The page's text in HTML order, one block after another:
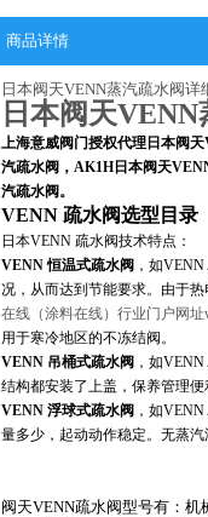
商品详情
日本阀天VENN蒸汽疏水阀详
日本阀天VENN
上海意威阀门授权代理日本阀
汽疏水阀，AK1H日本阀天
汽疏水阀。
VENN 疏水阀选型目录
日本VENN 疏水阀技术特点：
VENN 恒温式疏水阀 ，如
况，从而达到节能要求。由于
在线（涂料在线）行业门户网址
用于寒冷地区的不冻结阀。
VENN 吊桶式疏水阀 ，如
结构都安装了上盖，保养管理
VENN 浮球式疏水阀 ，如
量多少，起动动作稳定。无蒸
阀天VENN疏水阀型号有：